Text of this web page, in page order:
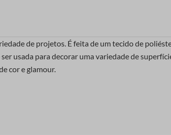
de projetos. É feita de um tecido de
usada para decorar uma variedade de
cor e glamour.